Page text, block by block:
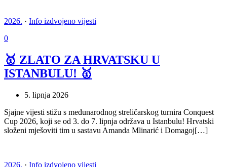
2026. · Info izdvojeno vijesti
0
🥇 ZLATO ZA HRVATSKU U
ISTANBULU! 🥇
5. lipnja 2026
Sjajne vijesti stižu s međunarodnog streličarskog turnira Conquest
Cup 2026, koji se od 3. do 7. lipnja održava u Istanbulu! Hrvatski
složeni mješoviti tim u sastavu Amanda Mlinarić i Domagoj[…]
2026. · Info izdvojeno vijesti